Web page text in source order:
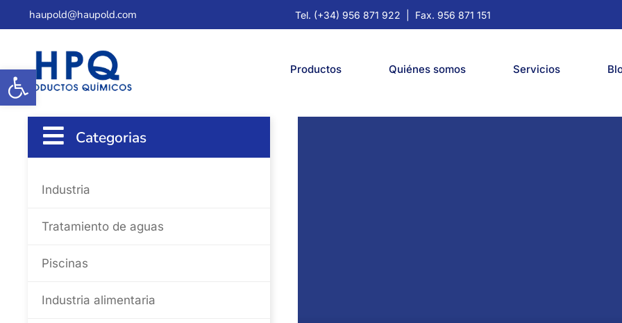
Abrir barra de herramientas
haupold@haupold.com Tel. (+34) 956 871 922 | Fax. 956 871 151
Productos Quiénes somos Servicios
Categorias
Industria
Tratamiento de aguas
Piscinas
Industria alimentaria